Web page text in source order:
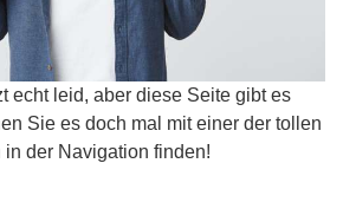
echt leid, aber diese Seite gibt es
Sie es doch mal mit einer der tollen
der Navigation finden!